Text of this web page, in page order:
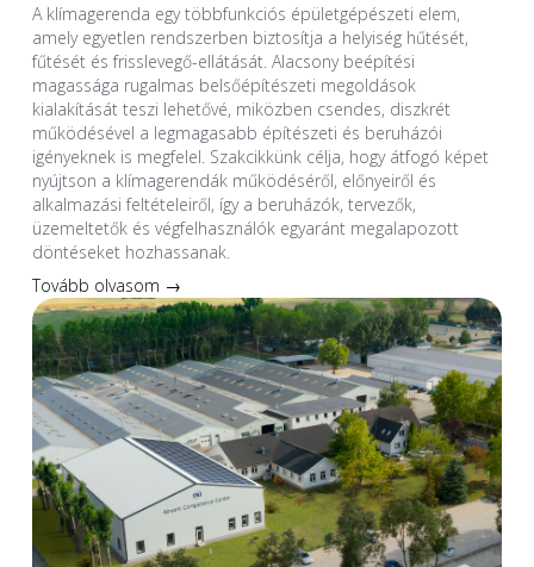
A klímagerenda egy többfunkciós épületgépészeti elem,
amely egyetlen rendszerben biztosítja a helyiség hűtését,
fűtését és frisslevegő-ellátását. Alacsony beépítési
magassága rugalmas belsőépítészeti megoldások
kialakítását teszi lehetővé, miközben csendes, diszkrét
működésével a legmagasabb építészeti és beruházói
igényeknek is megfelel. Szakcikkünk célja, hogy átfogó képet
nyújtson a klímagerendák működéséről, előnyeiről és
alkalmazási feltételeiről, így a beruházók, tervezők,
üzemeltetők és végfelhasználók egyaránt megalapozott
döntéseket hozhassanak.
Tovább olvasom →